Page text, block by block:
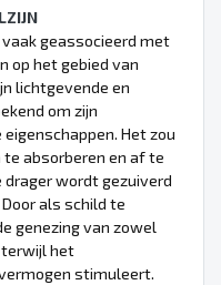
geassocieerd met
op het gebied van
lichtgevende en
om zijn
Het zou
absorberen en af te
drager wordt gezuiverd
als schild te
genezing van zowel
het
stimuleert.